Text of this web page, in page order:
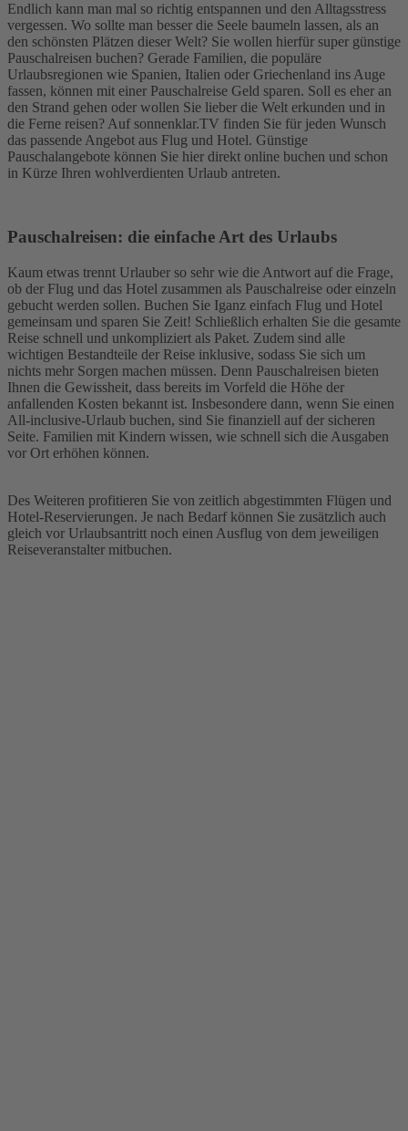
Endlich kann man mal so richtig entspannen und den Alltagsstress
vergessen. Wo sollte man besser die Seele baumeln lassen, als an
den schönsten Plätzen dieser Welt? Sie wollen hierfür super günstige
Pauschalreisen buchen? Gerade Familien, die populäre
Urlaubsregionen wie Spanien, Italien oder Griechenland ins Auge
fassen, können mit einer Pauschalreise Geld sparen. Soll es eher an
den Strand gehen oder wollen Sie lieber die Welt erkunden und in
die Ferne reisen? Auf sonnenklar.TV finden Sie für jeden Wunsch
das passende Angebot aus Flug und Hotel. Günstige
Pauschalangebote können Sie hier direkt online buchen und schon
in Kürze Ihren wohlverdienten Urlaub antreten.
Pauschalreisen: die einfache Art des Urlaubs
Kaum etwas trennt Urlauber so sehr wie die Antwort auf die Frage,
ob der Flug und das Hotel zusammen als Pauschalreise oder einzeln
gebucht werden sollen. Buchen Sie Iganz einfach Flug und Hotel
gemeinsam und sparen Sie Zeit! Schließlich erhalten Sie die gesamte
Reise schnell und unkompliziert als Paket. Zudem sind alle
wichtigen Bestandteile der Reise inklusive, sodass Sie sich um
nichts mehr Sorgen machen müssen. Denn Pauschalreisen bieten
Ihnen die Gewissheit, dass bereits im Vorfeld die Höhe der
anfallenden Kosten bekannt ist. Insbesondere dann, wenn Sie einen
All-inclusive-Urlaub buchen, sind Sie finanziell auf der sicheren
Seite. Familien mit Kindern wissen, wie schnell sich die Ausgaben
vor Ort erhöhen können.
Des Weiteren profitieren Sie von zeitlich abgestimmten Flügen und
Hotel-Reservierungen. Je nach Bedarf können Sie zusätzlich auch
gleich vor Urlaubsantritt noch einen Ausflug von dem jeweiligen
Reiseveranstalter mitbuchen.